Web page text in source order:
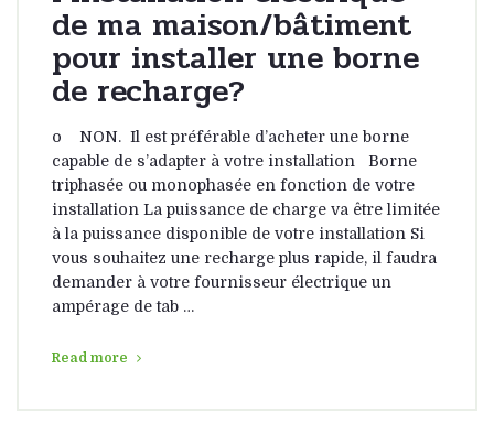
de ma maison/bâtiment
pour installer une borne
de recharge?
o NON. Il est préférable d’acheter une borne
capable de s’adapter à votre installation Borne
triphasée ou monophasée en fonction de votre
installation La puissance de charge va être limitée
à la puissance disponible de votre installation Si
vous souhaitez une recharge plus rapide, il faudra
demander à votre fournisseur électrique un
ampérage de tab …
Read more